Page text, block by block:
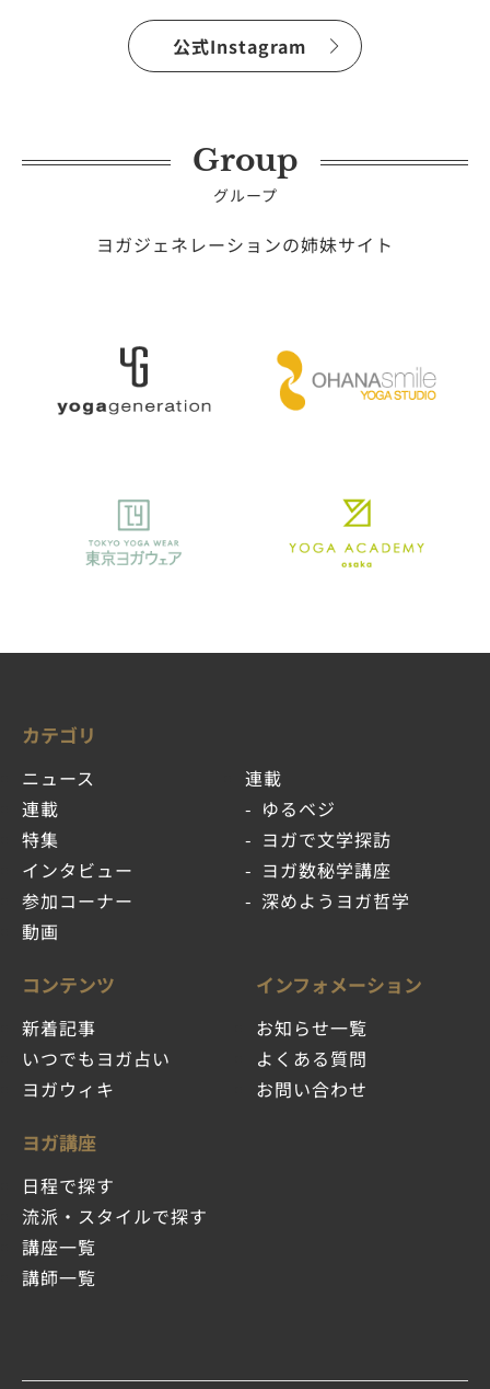
公式Instagram
Group
グループ
ヨガジェネレーションの姉妹サイト
カテゴリ
ニュース
連載
特集
インタビュー
参加コーナー
動画
連載
ゆるベジ
ヨガで文学探訪
ヨガ数秘学講座
深めようヨガ哲学
コンテンツ
新着記事
いつでもヨガ占い
ヨガウィキ
ヨガ講座
日程で探す
流派・スタイルで探す
講座一覧
講師一覧
インフォメーション
お知らせ一覧
よくある質問
お問い合わせ